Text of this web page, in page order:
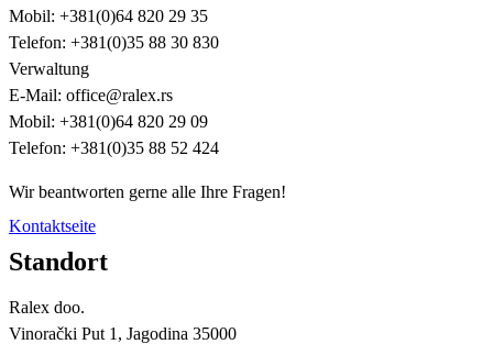
Mobil: +381(0)64 820 29 35
Telefon: +381(0)35 88 30 830
Verwaltung
E-Mail: office@ralex.rs
Mobil: +381(0)64 820 29 09
Telefon: +381(0)35 88 52 424
Wir beantworten gerne alle Ihre Fragen!
Kontaktseite
Standort
Ralex doo.
Vinorački Put 1, Jagodina 35000